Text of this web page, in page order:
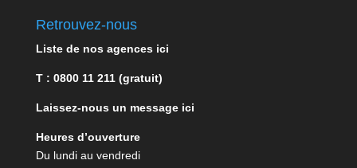
Retrouvez-nous
Liste de nos agences ici
T : 0800 11 211 (gratuit)
Laissez-nous un message ici
Heures d’ouverture
Du lundi au vendredi